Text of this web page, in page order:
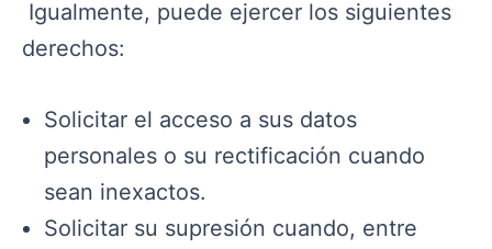
Igualmente, puede ejercer los siguientes
derechos:
Solicitar el acceso a sus datos
personales o su rectificación cuando
sean inexactos.
Solicitar su supresión cuando, entre